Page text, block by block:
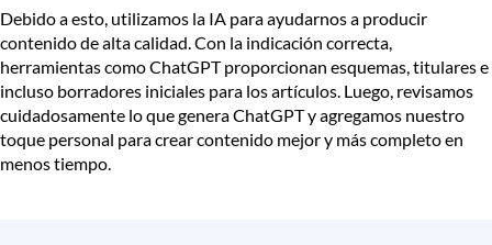
Debido a esto, utilizamos la IA para ayudarnos a producir
contenido de alta calidad. Con la indicación correcta,
herramientas como ChatGPT proporcionan esquemas, titulares e
incluso borradores iniciales para los artículos. Luego, revisamos
cuidadosamente lo que genera ChatGPT y agregamos nuestro
toque personal para crear contenido mejor y más completo en
menos tiempo.